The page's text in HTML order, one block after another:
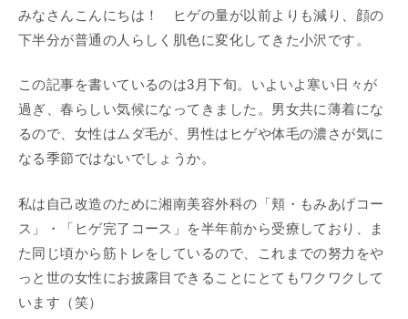
みなさんこんにちは！ ヒゲの量が以前よりも減り、顔の
下半分が普通の人らしく肌色に変化してきた小沢です。
この記事を書いているのは3月下旬。いよいよ寒い日々が
過ぎ、春らしい気候になってきました。男女共に薄着にな
るので、女性はムダ毛が、男性はヒゲや体毛の濃さが気に
なる季節ではないでしょうか。
私は自己改造のために湘南美容外科の「頬・もみあげコー
ス」・「ヒゲ完了コース」を半年前から受療しており、ま
た同じ頃から筋トレをしているので、これまでの努力をや
っと世の女性にお披露目できることにとてもワクワクして
います（笑）